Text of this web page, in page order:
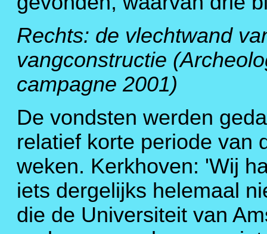
Rechts: de vlechtwand
vangconstructie
campagne 2001)
De vondsten werden
relatief korte periode van
weken. Kerkhoven: 'Wij
iets dergelijks helemaal
die de Universiteit van